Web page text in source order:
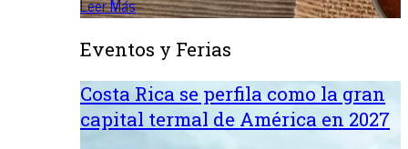
Eventos y Ferias
Costa Rica se perfila como la gran
capital termal de América en 2027